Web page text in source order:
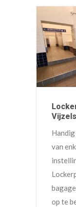
van
op te